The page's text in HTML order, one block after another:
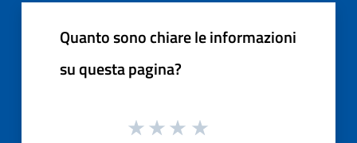
Quanto sono chiare le informazioni
su questa pagina?